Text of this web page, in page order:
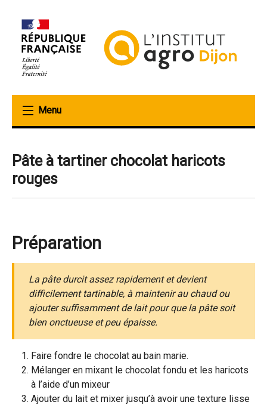
contenu
principal
Pâte à tartiner chocolat haricots
rouges
Préparation
La pâte durcit assez rapidement et devient
difficilement tartinable, à maintenir au chaud ou
ajouter suffisamment de lait pour que la pâte soit
bien onctueuse et peu épaisse.
Faire fondre le chocolat au bain marie.
Mélanger en mixant le chocolat fondu et les haricots
à l’aide d’un mixeur
Ajouter du lait et mixer jusqu’à avoir une texture lisse